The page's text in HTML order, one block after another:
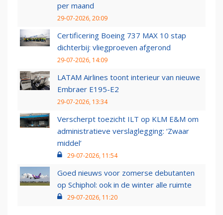
per maand
29-07-2026, 20:09
Certificering Boeing 737 MAX 10 stap
dichterbij: vliegproeven afgerond
29-07-2026, 14:09
LATAM Airlines toont interieur van nieuwe
Embraer E195-E2
29-07-2026, 13:34
Verscherpt toezicht ILT op KLM E&M om
administratieve verslaglegging: ‘Zwaar
middel’
29-07-2026, 11:54
Goed nieuws voor zomerse debutanten
op Schiphol: ook in de winter alle ruimte
29-07-2026, 11:20